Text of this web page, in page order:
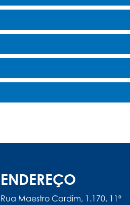
ENDEREÇO
Rua Maestro Cardim, 1.170, 11º